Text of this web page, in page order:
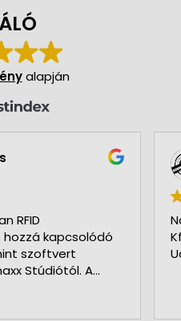
alapján
RFID
kapcsolódó
szoftvert
Stúdiótól. A
előtt segítettek